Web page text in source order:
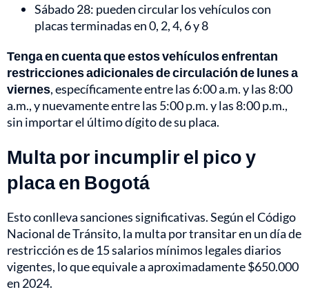
Sábado 28: pueden circular los vehículos con
placas terminadas en 0, 2, 4, 6 y 8
Tenga en cuenta que estos vehículos enfrentan
restricciones adicionales de circulación de lunes a
viernes, específicamente entre las 6:00 a.m. y las 8:00
a.m., y nuevamente entre las 5:00 p.m. y las 8:00 p.m.,
sin importar el último dígito de su placa.
Multa por incumplir el pico y
placa en Bogotá
Esto conlleva sanciones significativas. Según el Código
Nacional de Tránsito, la multa por transitar en un día de
restricción es de 15 salarios mínimos legales diarios
vigentes, lo que equivale a aproximadamente $650.000
en 2024.